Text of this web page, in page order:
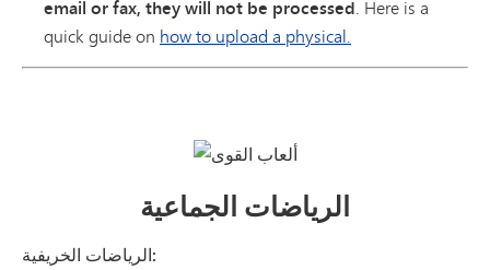
email or fax, they will not be processed. Here is a
quick guide on how to upload a physical.
الرياضات الجماعية
الرياضات الخريفية: